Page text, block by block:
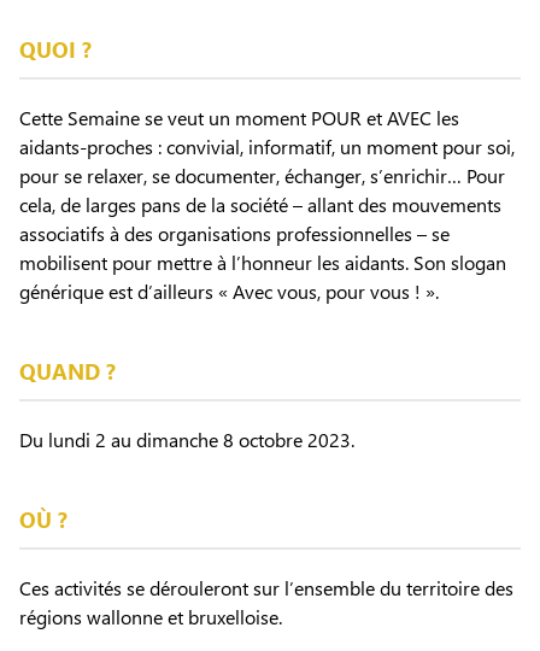
QUOI ?
Cette Semaine se veut un moment POUR et AVEC les
aidants-proches : convivial, informatif, un moment pour soi,
pour se relaxer, se documenter, échanger, s’enrichir… Pour
cela, de larges pans de la société – allant des mouvements
associatifs à des organisations professionnelles – se
mobilisent pour mettre à l’honneur les aidants. Son slogan
générique est d’ailleurs « Avec vous, pour vous ! ».
QUAND ?
Du lundi 2 au dimanche 8 octobre 2023.
OÙ ?
Ces activités se dérouleront sur l’ensemble du territoire des
régions wallonne et bruxelloise.